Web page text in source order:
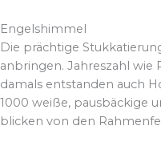
Engelshimmel
Die prächtige
anbringen. Jahreszahl wie
damals entstanden auch
1000 weiße, pausbäckige
blicken von den